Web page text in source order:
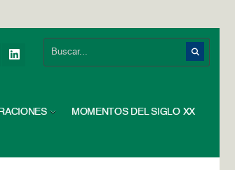
MOMENTOS DEL SIGLO XX